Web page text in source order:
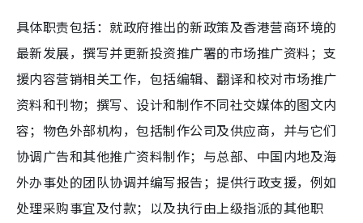
具体职责包括：就政府推出的新政策及香港营商环境的
最新发展，撰写并更新投资推广署的市场推广资料；支
援内容营销相关工作，包括编辑、翻译和校对市场推广
资料和刊物；撰写、设计和制作不同社交媒体的图文内
容；物色外部机构，包括制作公司及供应商，并与它们
协调广告和其他推广资料制作；与总部、中国内地及海
外办事处的团队协调并编写报告；提供行政支援，例如
处理采购事宜及付款；以及执行由上级指派的其他职